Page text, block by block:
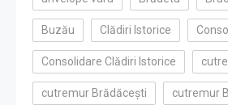
Buzău Clădiri Istorice
Consolidare Clădiri Istorice
cutremur Brădăcești cutremur